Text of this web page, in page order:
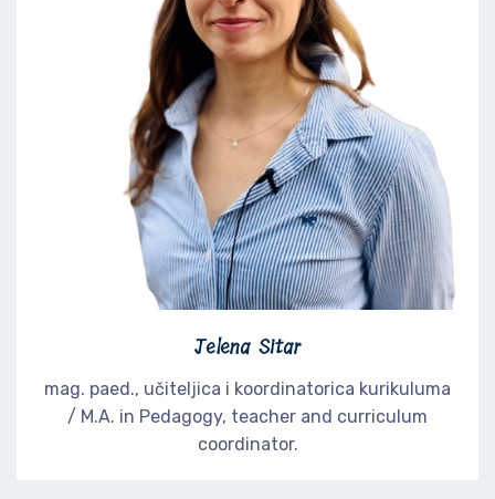
Jelena Sitar
mag. paed., učiteljica i koordinatorica kurikuluma
/ M.A. in Pedagogy, teacher and curriculum
coordinator.